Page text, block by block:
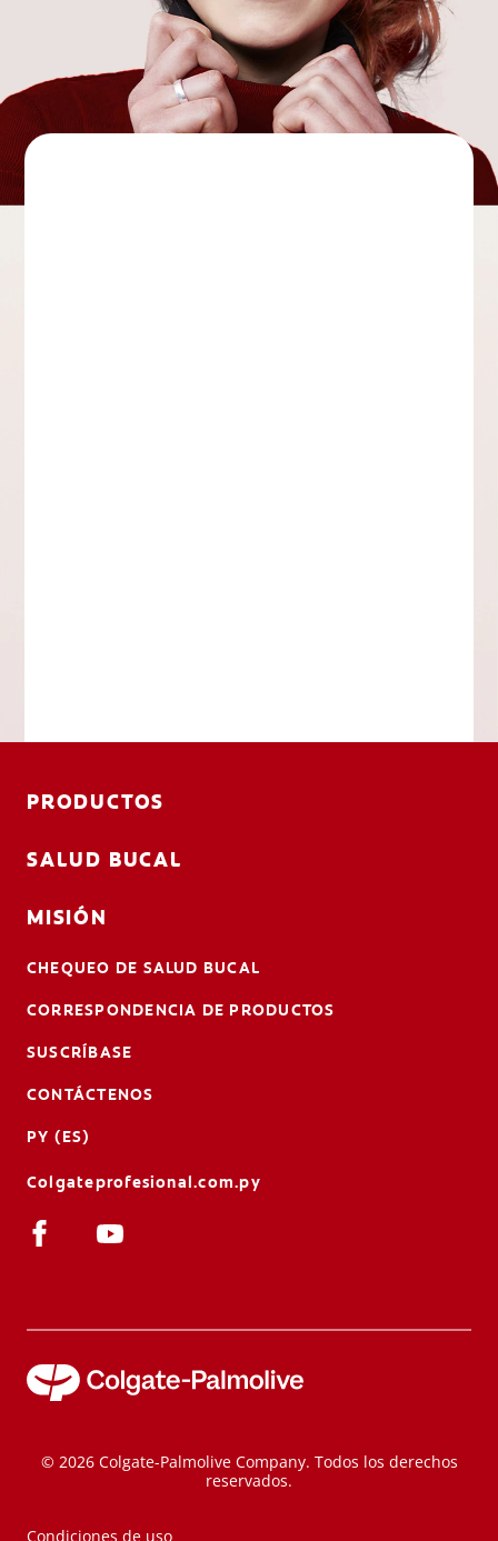
PRODUCTOS
SALUD BUCAL
MISIÓN
CHEQUEO DE SALUD BUCAL
CORRESPONDENCIA DE PRODUCTOS
SUSCRÍBASE
CONTÁCTENOS
PY (ES)
Colgateprofesional.com.py
© 2026 Colgate-Palmolive Company. Todos los derechos
reservados.
Condiciones de uso